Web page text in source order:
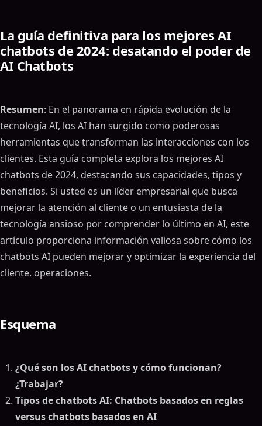
La guía definitiva para los mejores AI
chatbots de 2024: desatando el poder de
AI Chatbots
Resumen: En el panorama en rápida evolución de la
tecnología AI, los AI han surgido como poderosas
herramientas que transforman las interacciones con los
clientes. Esta guía completa explora los mejores AI
chatbots de 2024, destacando sus capacidades, tipos y
beneficios. Si usted es un líder empresarial que busca
mejorar la atención al cliente o un entusiasta de la
tecnología ansioso por comprender lo último en AI, este
artículo proporciona información valiosa sobre cómo los
chatbots AI pueden mejorar y optimizar la experiencia del
cliente. operaciones.
Esquema
¿Qué son los AI chatbots y cómo funcionan?
¿Trabajar?
Tipos de chatbots AI: Chatbots basados en reglas
versus chatbots basados en AI